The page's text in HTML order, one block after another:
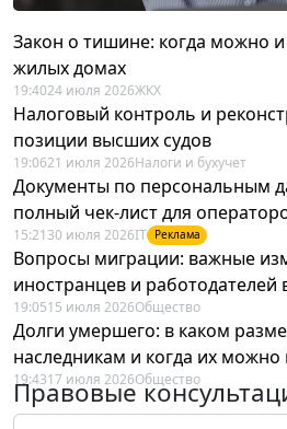
Закон о тишине: когда можно
жилых домах
19:4024 июля 2026ЖКХ
Налоговый контроль и
позиции высших судов
19:0621 июля 2026Налоги и бухучет
Документы по персональным
полный чек-лист для
15:21 30 июля 2026IT Реклама
Вопросы миграции: важные
иностранцев и работодателей
19:0515 июля 2026Общество
Долги умершего: в каком
наследникам и когда их можно
19:4317 июля 2026Общество
Правовые